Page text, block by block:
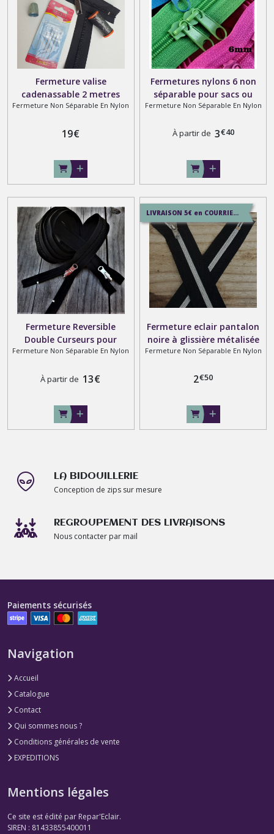
Fermeture valise
cadenassable 2 metres
numero 8 + kit couture
Fermeture Non Séparable En Nylon
19€
Fermetures nylons 6 non
séparable pour sacs ou
coussins 1 ou double
mesure ≃ 100 coloris au
Fermeture Non Séparable En Nylon
À partir de 3€40
Fermeture Reversible
Double Curseurs pour
Auvent de Caravane ou de
6 Coloris
Fermeture Non Séparable En Nylon
À partir de 13€
LIVRAISON 5€ en COURRIER SUIVI , 7.5€ en SERVICE+ , 12.9€ en COLISSIMO
Fermeture eclair pantalon
noire à glissière métalisée
argent 10 , 12 , 15 , 18 , 20 ,
Fermeture Non Séparable En Nylon
2€50
LA BIDOUILLERIE
Conception de zips sur mesure
REGROUPEMENT DES LIVRAISONS
Nous contacter par mail
Paiements sécurisés
Navigation
Accueil
Catalogue
Contact
Qui sommes nous ?
Conditions générales de vente
EXPEDITIONS
Mentions légales
Ce site est édité par Repar'Eclair.
SIREN : 81433855400011